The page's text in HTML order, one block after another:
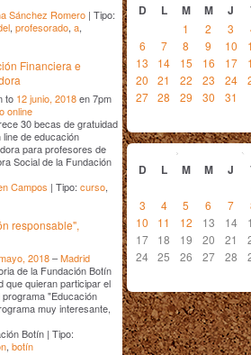
Sánchez Romero | Tipo:
, profesorado, a,
Financiera e
to 12 junio, 2018en 7pm
online
30 becas de gratuidad
de educación
para profesores de
Social de la Fundación
Campos | Tipo: curso,
responsable",
2018–Madrid
de la Fundación Botín
que quieran participar el
"Educación
muy interesante,
Botín | Tipo:
, botín
D L M M J
1 2 3
6
7 8 9 10
13
14 15 16 17
20
21 22 23 24
27 28 29 30 31
junio 2018
D L M M J
3
4 5 6 7
10
11 12 13 14
17
18 19 20 21
24 25 26 27 28